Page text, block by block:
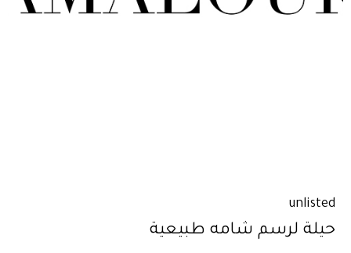
unlisted
حيلة لرسم شامه طبيعية